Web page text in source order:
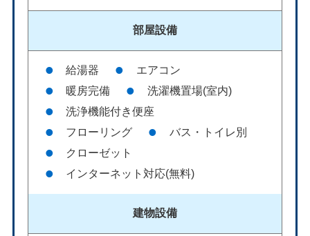
部屋設備
給湯器
エアコン
暖房完備
洗濯機置場(室内)
洗浄機能付き便座
フローリング
バス・トイレ別
クローゼット
インターネット対応(無料)
建物設備